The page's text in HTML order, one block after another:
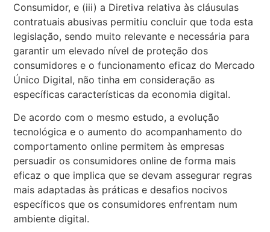
Consumidor, e (iii) a Diretiva relativa às cláusulas
contratuais abusivas permitiu concluir que toda esta
legislação, sendo muito relevante e necessária para
garantir um elevado nível de proteção dos
consumidores e o funcionamento eficaz do Mercado
Único Digital, não tinha em consideração as
específicas características da economia digital.
De acordo com o mesmo estudo, a evolução
tecnológica e o aumento do acompanhamento do
comportamento online permitem às empresas
persuadir os consumidores online de forma mais
eficaz o que implica que se devam assegurar regras
mais adaptadas às práticas e desafios nocivos
específicos que os consumidores enfrentam num
ambiente digital.